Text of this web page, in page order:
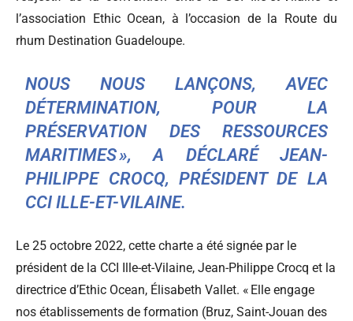
l’association Ethic Ocean, à l’occasion de la Route du
rhum Destination Guadeloupe.
NOUS NOUS LANÇONS, AVEC
DÉTERMINATION, POUR LA
PRÉSERVATION DES RESSOURCES
MARITIMES », A DÉCLARÉ JEAN-
PHILIPPE CROCQ, PRÉSIDENT DE LA
CCI ILLE-ET-VILAINE.
Le 25 octobre 2022, cette charte a été signée par le
président de la CCI Ille-et-Vilaine, Jean-Philippe Crocq et la
directrice d’Ethic Ocean, Élisabeth Vallet. « Elle engage
nos établissements de formation (Bruz, Saint-Jouan des